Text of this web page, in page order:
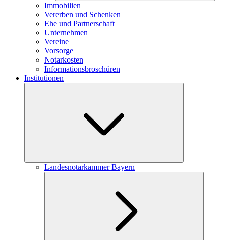
Immobilien
Vererben und Schenken
Ehe und Partnerschaft
Unternehmen
Vereine
Vorsorge
Notarkosten
Informationsbroschüren
Institutionen
Landesnotarkammer Bayern